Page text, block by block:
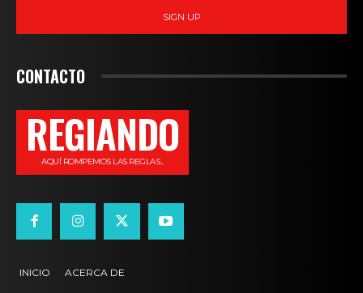
SIGN UP
CONTACTO
REGIANDO
AQUÍ ROMPEMOS LAS REGLAS...
INICIO ACERCA DE